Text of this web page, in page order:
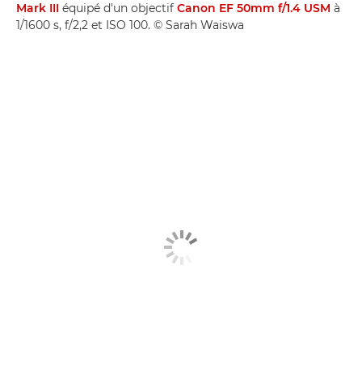
Mark III équipé d'un objectif Canon EF 50mm f/1.4 USM à
1/1600 s, f/2,2 et ISO 100. © Sarah Waiswa